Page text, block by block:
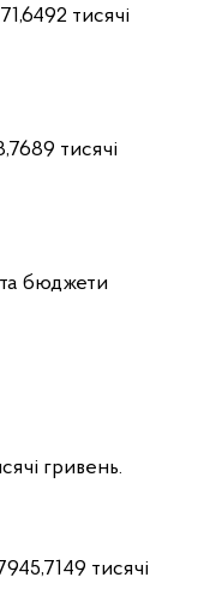
тисячі
тисячі
бюджети
гривень.
тисячі